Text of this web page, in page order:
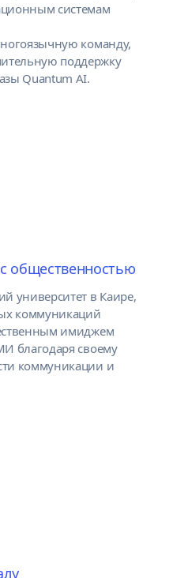
системам
команду,
поддержку
Quantum AI.
общественностью
университет в Каире,
коммуникаций
имиджем
благодаря своему
коммуникации и